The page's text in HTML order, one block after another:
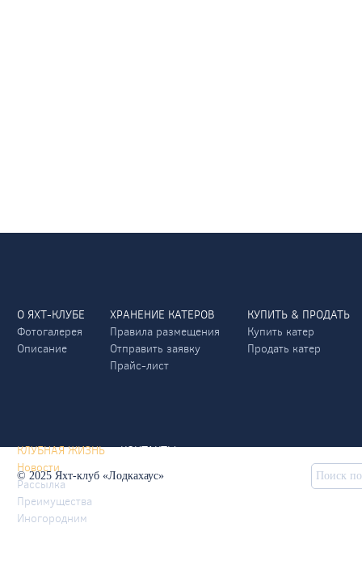
О ЯХТ-КЛУБЕ
Фотогалерея
Описание
ХРАНЕНИЕ КАТЕРОВ
Правила размещения
Отправить заявку
Прайс-лист
КУПИТЬ & ПРОДАТЬ
Купить катер
Продать катер
КЛУБНАЯ ЖИЗНЬ
Новости
Рассылка
Преимущества
Иногородним
КОНТАКТЫ
© 2025 Яхт-клуб «Лодкахаус»